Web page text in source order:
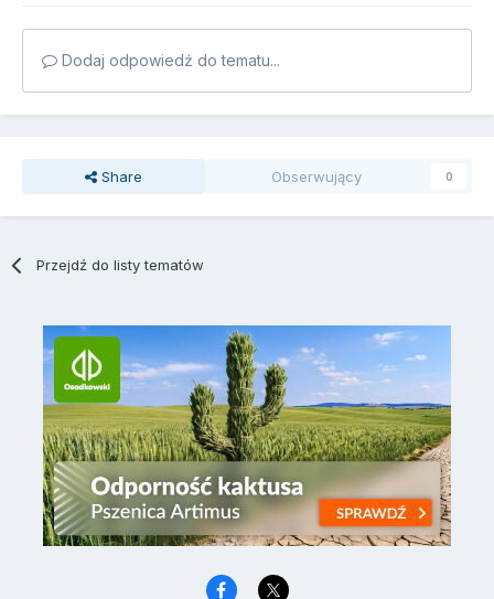
Dodaj odpowiedź do tematu...
Share Obserwujący 0
Przejdź do listy tematów